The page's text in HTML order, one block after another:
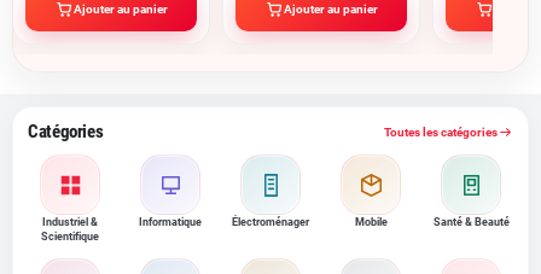
Ajouter au panier Ajouter au panier
Catégories Toutes les catégories
Industriel &
Scientifique
Informatique Électroménager Mobile Santé & Beauté